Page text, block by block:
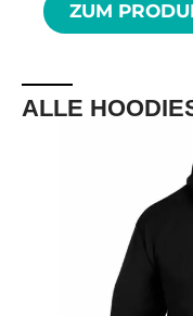
ZUM
ALLE